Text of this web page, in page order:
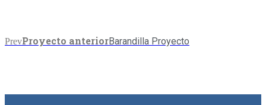
PrevProyecto anteriorBarandilla Proyecto